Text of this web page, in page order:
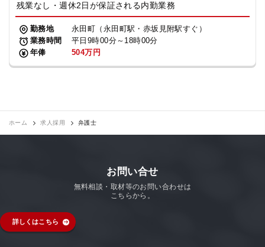
残業なし・週休2日が保証される内勤業務
勤務地
永田町（永田町駅・赤坂見附駅すぐ）
業務時間
平日9時00分～18時00分
年俸
504万円
ホーム 求人採用 弁護士
お問い合せ
無料相談・取材等のお問い合わせは
こちらから。
詳しくはこちら